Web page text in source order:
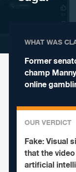
WHAT WAS
Former
champ
online
OUR VERDICT
Fake:Visual
that the
artificial